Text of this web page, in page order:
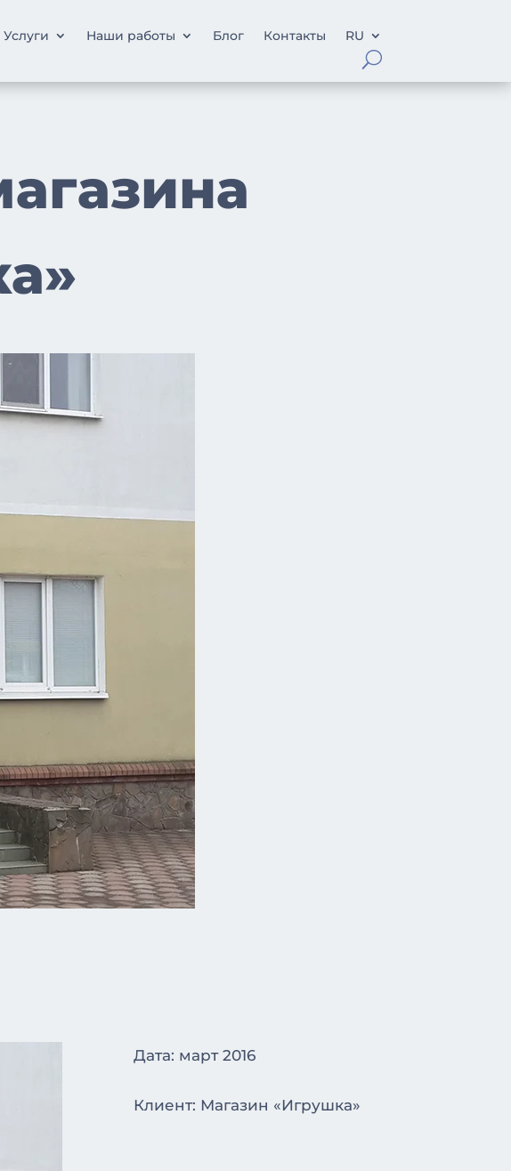
Услуги Наши работы Блог Контакты RU
Дата: март 2016
Клиент: Магазин «Игрушка»